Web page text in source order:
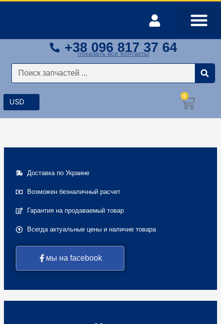
+38 096 817 37 64
показать все контакты
Поиск
0
Доставка по Украине
Возможен безналичный расчет
Гарантия на продаваемый товар
Всегда актуальные цены и наличие товара
мы на facebook